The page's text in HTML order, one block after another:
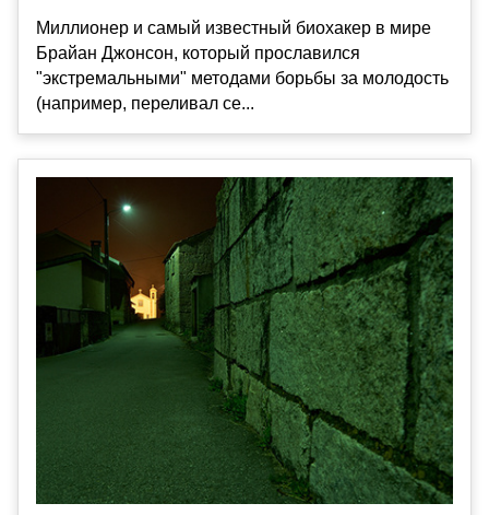
Миллионер и самый известный биохакер в мире
Брайан Джонсон, который прославился
"экстремальными" методами борьбы за молодость
(например, переливал се...